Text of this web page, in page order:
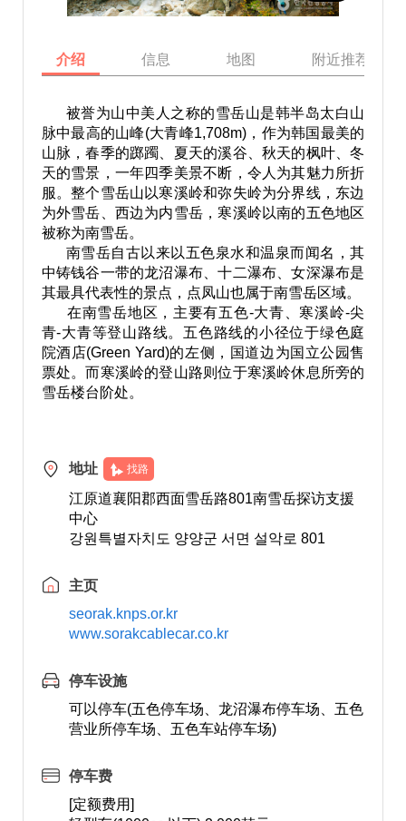
介绍 信息 地图 附近推荐景点
被誉为山中美人之称的雪岳山是韩半岛太白山
脉中最高的山峰(大青峰1,708m)，作为韩国最美的
山脉，春季的踯躅、夏天的溪谷、秋天的枫叶、冬
天的雪景，一年四季美景不断，令人为其魅力所折
服。整个雪岳山以寒溪岭和弥失岭为分界线，东边
为外雪岳、西边为内雪岳，寒溪岭以南的五色地区
被称为南雪岳。
南雪岳自古以来以五色泉水和温泉而闻名，其
中铸钱谷一带的龙沼瀑布、十二瀑布、女深瀑布是
其最具代表性的景点，点凤山也属于南雪岳区域。
在南雪岳地区，主要有五色-大青、寒溪岭-尖
青-大青等登山路线。五色路线的小径位于绿色庭
院酒店(Green Yard)的左侧，国道边为国立公园售
票处。而寒溪岭的登山路则位于寒溪岭休息所旁的
雪岳楼台阶处。
地址 找路
江原道襄阳郡西面雪岳路801南雪岳探访支援
中心
강원특별자치도 양양군 서면 설악로 801
主页
seorak.knps.or.kr
www.sorakcablecar.co.kr
停车设施
可以停车(五色停车场、龙沼瀑布停车场、五色
营业所停车场、五色车站停车场)
停车费
[定额费用]